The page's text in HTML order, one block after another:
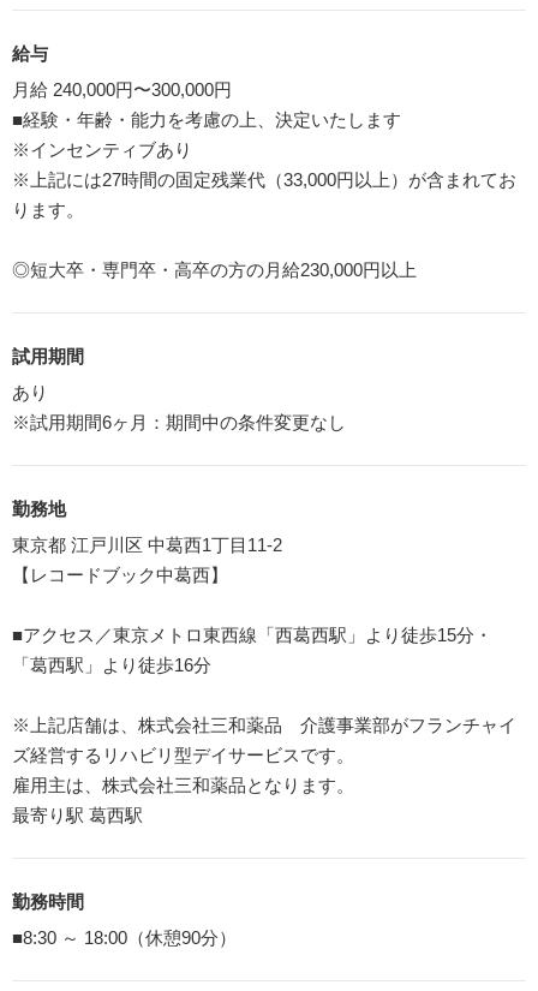
給与
月給 240,000円〜300,000円
■経験・年齢・能力を考慮の上、決定いたします
※インセンティブあり
※上記には27時間の固定残業代（33,000円以上）が含まれてお
ります。
◎短大卒・専門卒・高卒の方の月給230,000円以上
試用期間
あり
※試用期間6ヶ月：期間中の条件変更なし
勤務地
東京都 江戸川区 中葛西1丁目11-2
【レコードブック中葛西】
■アクセス／東京メトロ東西線「西葛西駅」より徒歩15分・
「葛西駅」より徒歩16分
※上記店舗は、株式会社三和薬品 介護事業部がフランチャイ
ズ経営するリハビリ型デイサービスです。
雇用主は、株式会社三和薬品となります。
最寄り駅 葛西駅
勤務時間
■8:30 ～ 18:00（休憩90分）